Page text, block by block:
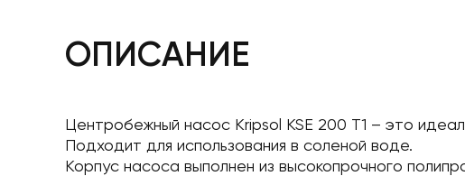
ОПИСАНИЕ
Центробежный насос Kripsol KSE 200 T1 – это
Подходит для использования в соленой воде.
Корпус насоса выполнен из высокопрочного